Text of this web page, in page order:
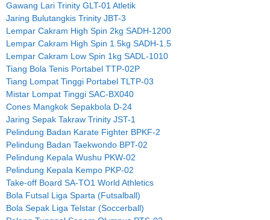
Gawang Lari Trinity GLT-01 Atletik
Jaring Bulutangkis Trinity JBT-3
Lempar Cakram High Spin 2kg SADH-1200
Lempar Cakram High Spin 1.5kg SADH-1.5
Lempar Cakram Low Spin 1kg SADL-1010
Tiang Bola Tenis Portabel TTP-02P
Tiang Lompat Tinggi Portabel TLTP-03
Mistar Lompat Tinggi SAC-BX040
Cones Mangkok Sepakbola D-24
Jaring Sepak Takraw Trinity JST-1
Pelindung Badan Karate Fighter BPKF-2
Pelindung Badan Taekwondo BPT-02
Pelindung Kepala Wushu PKW-02
Pelindung Kepala Kempo PKP-02
Take-off Board SA-TO1 World Athletics
Bola Futsal Liga Sparta (Futsalball)
Bola Sepak Liga Telstar (Soccerball)